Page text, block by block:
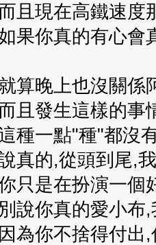
且現在高鐵速度
果你真的有心會
算晚上也沒關係
且發生這樣的事
種一點"種"都沒
真的,從頭到尾,
只是在扮演一個
別說你真的愛小布
因為你不捨得付出